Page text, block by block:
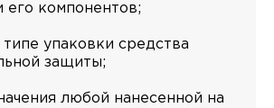
его компонентов;
упаковки средства
защиты;
любой нанесенной на